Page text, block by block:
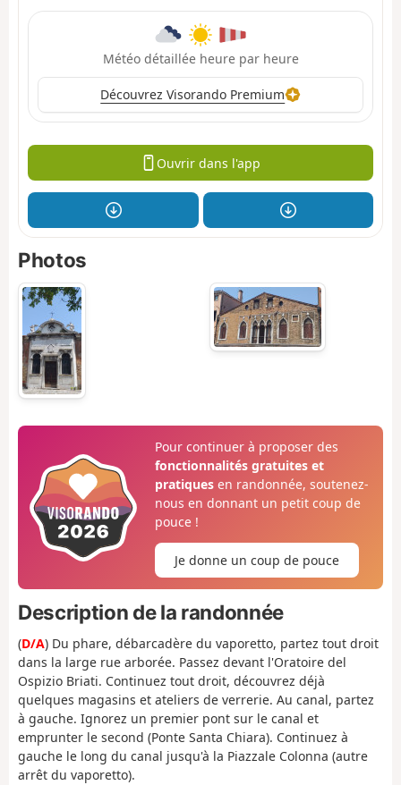
Météo détaillée heure par heure
Découvrez Visorando Premium
Ouvrir dans l'app
Photos
Pour continuer à proposer des
fonctionnalités gratuites et
pratiquesen randonnée, soutenez-
nous en donnant un petit coup de
pouce !
Je donne un coup de pouce
Description de la randonnée
(D/A) Du phare, débarcadère du vaporetto, partez tout droit
dans la large rue arborée. Passez devant l'Oratoire del
Ospizio Briati. Continuez tout droit, découvrez déjà
quelques magasins et ateliers de verrerie. Au canal, partez
à gauche. Ignorez un premier pont sur le canal et
emprunter le second (Ponte Santa Chiara). Continuez à
gauche le long du canal jusqu'à la Piazzale Colonna (autre
arrêt du vaporetto).